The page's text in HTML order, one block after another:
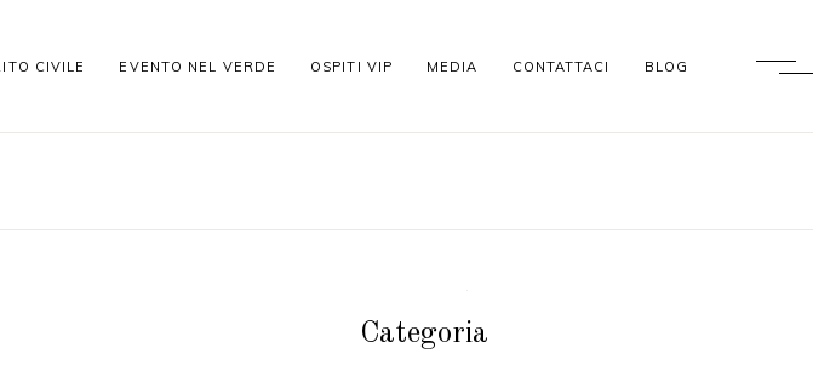
CIVILE EVENTO NEL VERDE OSPITI VIP MEDIA CONTATTACI BLOG
Categoria